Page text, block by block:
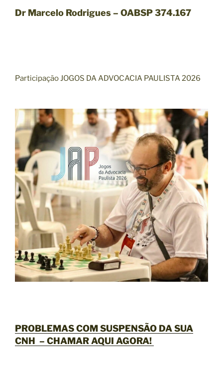
Dr Marcelo Rodrigues – OABSP 374.167
Participação JOGOS DA ADVOCACIA PAULISTA 2026
PROBLEMAS COM SUSPENSÃO DA SUA
CNH – CHAMAR AQUI AGORA!